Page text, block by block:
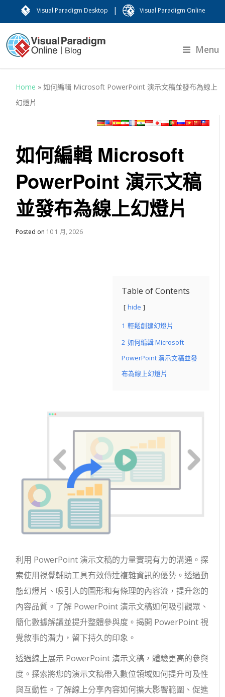
Visual Paradigm Desktop | Visual Paradigm Online
Menu
Home »如何編輯 Microsoft PowerPoint 演示文稿並發布為線上
幻燈片
如何編輯 Microsoft
PowerPoint 演示文稿
並發布為線上幻燈片
Posted on 10 1 月, 2026
Table of Contents
hide
1 輕鬆創建幻燈片
2 如何編輯 Microsoft
PowerPoint 演示文稿並發
布為線上幻燈片
利用 PowerPoint 演示文稿的力量實現有力的溝通。探
索使用視覺輔助工具有效傳達複雜資訊的優勢。透過動
態幻燈片、吸引人的圖形和有條理的內容流，提升您的
內容品質。了解 PowerPoint 演示文稿如何吸引觀眾、
簡化數據解讀並提升整體參與度。揭開 PowerPoint 視
覺敘事的潛力，留下持久的印象。
透過線上展示 PowerPoint 演示文稿，體驗更高的參與
度。探索將您的演示文稿帶入數位領域如何提升可及性
與互動性。了解線上分享內容如何擴大影響範圍、促進